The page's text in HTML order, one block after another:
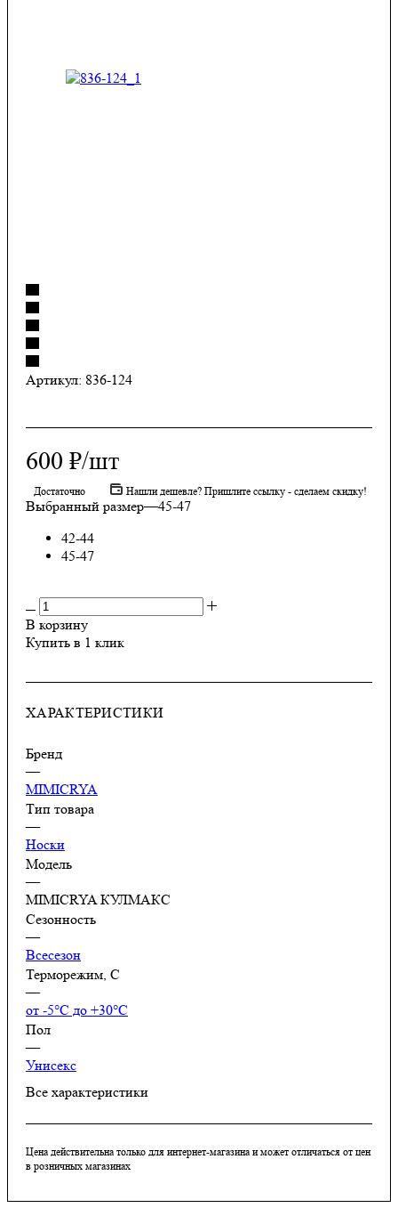
Артикул: 836-124
600 ₽/шт
Достаточно Нашли дешевле? Пришлите ссылку - сделаем скидку!
Выбранный размер—45-47
42-44
45-47
В корзину
Купить в 1 клик
ХАРАКТЕРИСТИКИ
Бренд
—
MIMICRYA
Тип товара
—
Носки
Модель
—
MIMICRYA КУЛМАКС
Сезонность
—
Всесезон
Терморежим, C
—
от -5°С до +30°С
Пол
—
Унисекс
Все характеристики
Цена действительна только для интернет-магазина и может отличаться от цен
в розничных магазинах